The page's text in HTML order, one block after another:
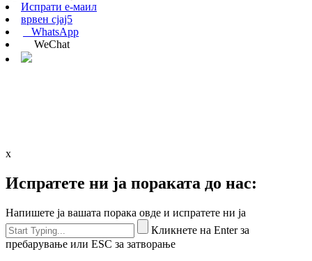
Испрати е-маил
врвен сјај5
WhatsApp
WeChat
x
Испратете ни ја пораката до нас:
Напишете ја вашата порака овде и испратете ни ја
Кликнете на Enter за
пребарување или ESC за затворање